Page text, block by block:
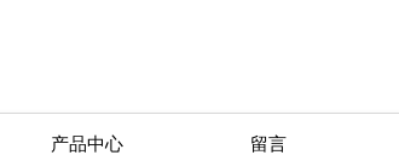
产品中心 留言